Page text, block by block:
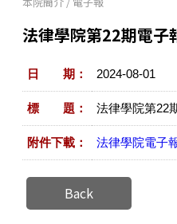
法律學院第22期電子
日 期： 2024-08-01
標 題： 法律學院第22
附件下載： 法律學院電子
Back